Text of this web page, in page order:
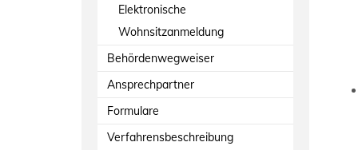
Elektronische
Wohnsitzanmeldung
Behördenwegweiser
Ansprechpartner
Formulare
Verfahrensbeschreibung